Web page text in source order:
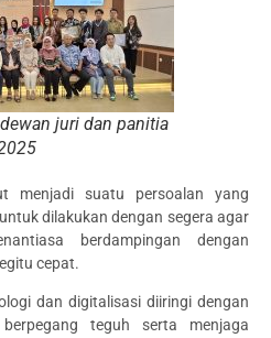
juri dan panitia
menjadi suatu persoalan yang
dilakukan dengan segera agar
berdampingan dengan
cepat.
dan digitalisasi diiringi dengan
teguh serta menjaga